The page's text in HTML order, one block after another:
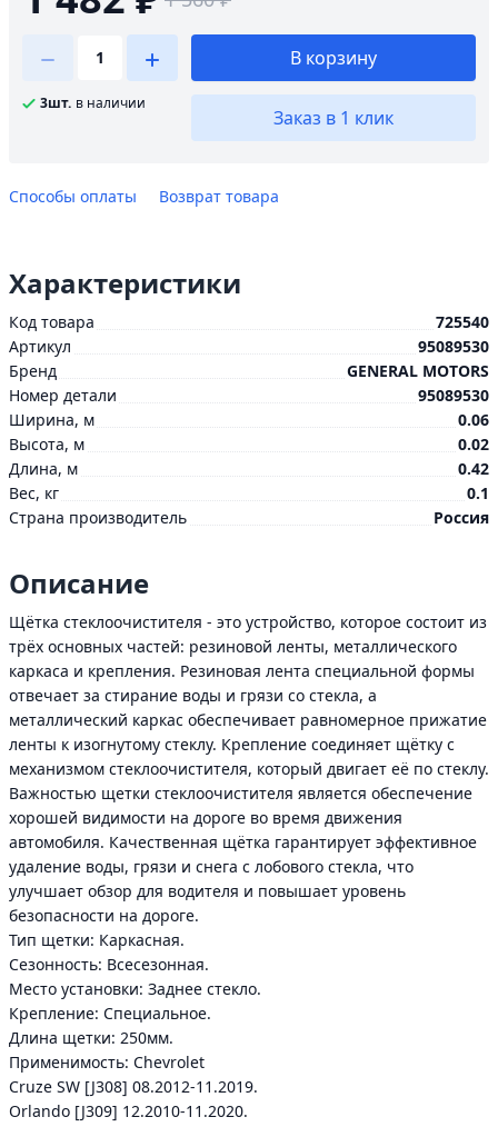
3шт. в наличии
В корзину
Заказ в 1 клик
Способы оплаты Возврат товара
Характеристики
Код товара
725540
Артикул
95089530
Бренд
GENERAL MOTORS
Номер детали
95089530
Ширина, м
0.06
Высота, м
0.02
Длина, м
0.42
Вес, кг
0.1
Страна производитель
Россия
Описание
Щётка стеклоочистителя - это устройство, которое состоит из
трёх основных частей: резиновой ленты, металлического
каркаса и крепления. Резиновая лента специальной формы
отвечает за стирание воды и грязи со стекла, а
металлический каркас обеспечивает равномерное прижатие
ленты к изогнутому стеклу. Крепление соединяет щётку с
механизмом стеклоочистителя, который двигает её по стеклу.
Важностью щетки стеклоочистителя является обеспечение
хорошей видимости на дороге во время движения
автомобиля. Качественная щётка гарантирует эффективное
удаление воды, грязи и снега с лобового стекла, что
улучшает обзор для водителя и повышает уровень
безопасности на дороге.
Тип щетки: Каркасная.
Сезонность: Всесезонная.
Место установки: Заднее стекло.
Крепление: Специальное.
Длина щетки: 250мм.
Применимость: Chevrolet
Cruze SW [J308] 08.2012-11.2019.
Orlando [J309] 12.2010-11.2020.